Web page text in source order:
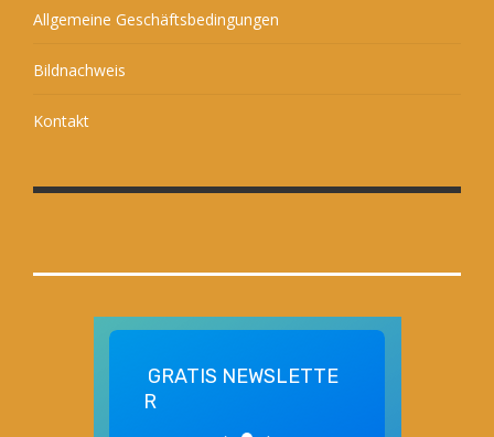
Allgemeine Geschäftsbedingungen
Bildnachweis
Kontakt
GRATIS NEWSLETTE
R